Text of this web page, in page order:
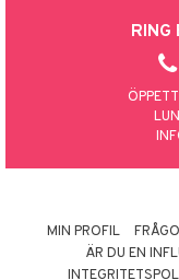
RING
MIN PROFIL
ÄR DU EN